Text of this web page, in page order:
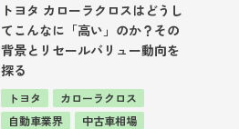
トヨタ カローラクロスはどうし
てこんなに「高い」のか？その
背景とリセールバリュー動向を
探る
トヨタ
カローラクロス
自動車業界
中古車相場